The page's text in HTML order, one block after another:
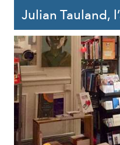
Julian Tauland,